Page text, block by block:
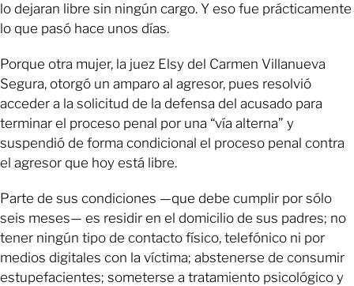
lo dejaran libre sin ningún cargo. Y eso fue prácticamente
lo que pasó hace unos días.
Porque otra mujer, la juez Elsy del Carmen Villanueva
Segura, otorgó un amparo al agresor, pues resolvió
acceder a la solicitud de la defensa del acusado para
terminar el proceso penal por una “vía alterna” y
suspendió de forma condicional el proceso penal contra
el agresor que hoy está libre.
Parte de sus condiciones —que debe cumplir por sólo
seis meses— es residir en el domicilio de sus padres; no
tener ningún tipo de contacto físico, telefónico ni por
medios digitales con la víctima; abstenerse de consumir
estupefacientes; someterse a tratamiento psicológico y